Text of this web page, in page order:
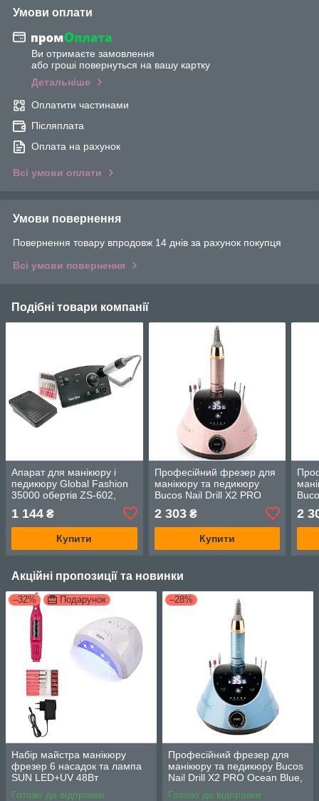
Умови оплати
Ви отримаєте замовлення
або гроші повернуться на вашу картку
Детальніше
Оплатити частинами
Післяплата
Оплата на рахунок
Всі умови оплати
Умови повернення
Повернення товару впродовж 14 днів за рахунок покупця
Всі умови повернення
Подібні товари компанії
Апарат для манікюру і
педикюру Global Fashion
35000 обертів ZS-602,
1 144 ₴
Купити
Професійний фрезер для
манікюру та педикюру
Bucos Nail Drill X2 PRO
обертів
2 303₴
Купити
2
Акційні пропозиції та новинки
–32% Подарунок
Набір майстра манікюру
фрезер 6 насадок та лампа
SUN LED+UV 48Вт
Готово до відправки
–28%
Професійний фрезер для
манікюру та педикюру Bucos
Nail Drill X2 PRO Ocean Blue,
65 Вт, 35000 обертів
Готово до відправки